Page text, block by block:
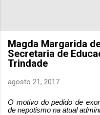
Magda Margarida
Secretaria de
Trindade
agosto 21, 2017
O motivo do pedido de
de nepotismo na atual